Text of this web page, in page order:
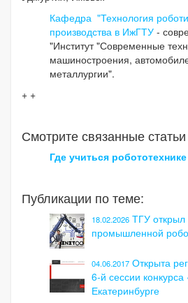
Кафедра "Технология
производства в ИжГТУ -
"Институт "Современные
машиностроения,
металлургии".
+ +
Смотрите связанные
Где учиться
Публикации по теме:
18.02.2026 ТГУ открыл
промышленной
04.06.2017 Открыта
6-й сессии
Екатеринбурге